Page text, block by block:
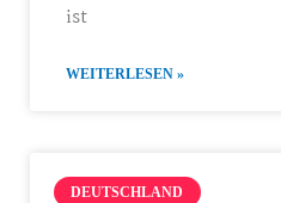
ist
WEITERLESEN »
DEUTSCHLAND